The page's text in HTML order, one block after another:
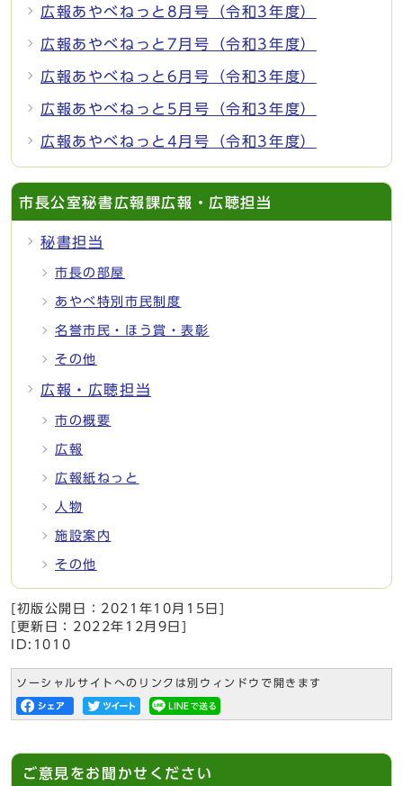
広報あやべねっと8月号（令和3年度）
広報あやべねっと7月号（令和3年度）
広報あやべねっと6月号（令和3年度）
広報あやべねっと5月号（令和3年度）
広報あやべねっと4月号（令和3年度）
市長公室秘書広報課広報・広聴担当
秘書担当
市長の部屋
あやべ特別市民制度
名誉市民・ほう賞・表彰
その他
広報・広聴担当
市の概要
広報
広報紙ねっと
人物
施設案内
その他
[初版公開日： 2021年10月15日
[更新日： 2022年12月9日
ID:1010
ソーシャルサイトへのリンクは別ウィンドウで開きます
ご意見をお聞かせください